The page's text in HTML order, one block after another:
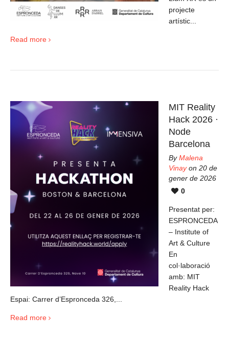
projecte
artístic...
Read more
MIT Reality
Hack 2026 ·
Node
Barcelona
ByMalena
Vinayon 20 de
gener de 2026
0
Presentat per:
ESPRONCEDA
– Institute of
Art & Culture
En
col·laboració
amb: MIT
Reality Hack
Espai: Carrer d’Espronceda 326,...
Read more